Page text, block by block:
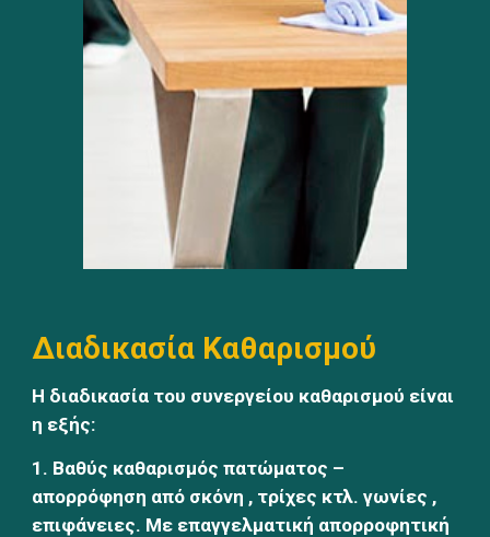
Διαδικασία Καθαρισμού
Η διαδικασία του συνεργείου καθαρισμού είναι
η εξής:
1. Βαθύς καθαρισμός πατώματος –
απορρόφηση από σκόνη , τρίχες κτλ. γωνίες ,
επιφάνειες. Με επαγγελματική απορροφητική